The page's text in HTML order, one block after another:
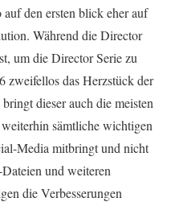
den ersten blick eher auf
Während die Director
um die Director Serie zu
zweifellos das Herzstück der
dieser auch die meisten
sämtliche wichtigen
Media mitbringt und nicht
und weiteren
die Verbesserungen